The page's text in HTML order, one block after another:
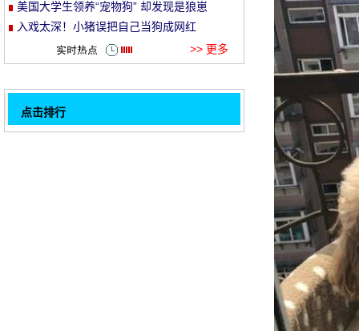
和!
美国大学生领养“宠物狗” 却发现是狼崽
入戏太深！小猪误把自己当狗成网红
>> 更多
点击排行